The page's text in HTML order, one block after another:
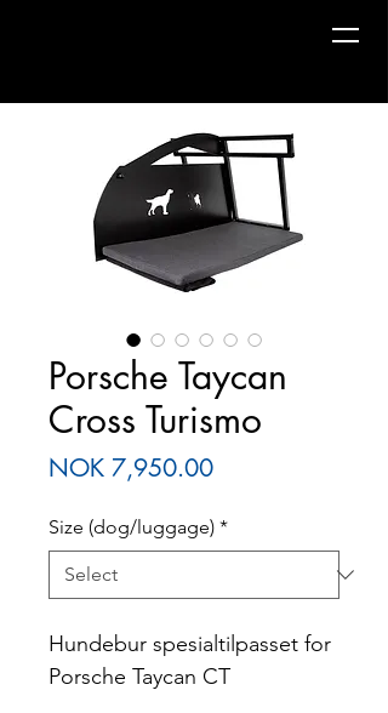
Porsche Taycan
Cross Turismo
NOK 7,950.00Price
Size (dog/luggage) *
Hundebur spesialtilpasset for
Porsche Taycan CT